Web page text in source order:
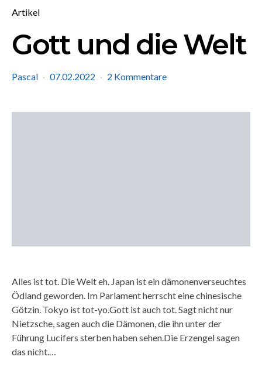
Artikel
Gott und die Welt
Pascal 07.02.2022 2 Kommentare
Alles ist tot. Die Welt eh. Japan ist ein dämonenverseuchtes
Ödland geworden. Im Parlament herrscht eine chinesische
Götzin. Tokyo ist tot-yo.Gott ist auch tot. Sagt nicht nur
Nietzsche, sagen auch die Dämonen, die ihn unter der
Führung Lucifers sterben haben sehen.Die Erzengel sagen
das nicht.…